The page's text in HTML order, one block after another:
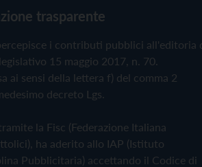
trasparente
i contributi pubblici all'editoria
15 maggio 2017, n. 70.
ai sensi della lettera f) del comma 2
decreto Lgs.
la Fisc (Federazione Italiana
ha aderito allo IAP (Istituto
Pubblicitaria) accettando il Codice di